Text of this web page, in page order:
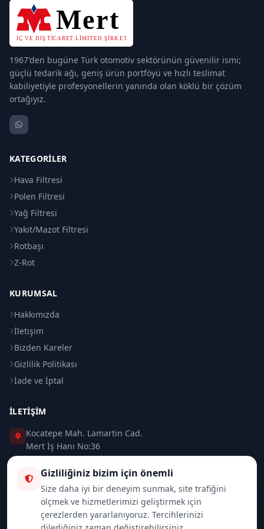
1967'den bugüne Türk otomotiv sektörünün güvenilir ismi;
güçlü tedarik ağı, geniş ürün portföyü ve hızlı teslimat
kabiliyetiyle profesyonellerin yanında olan köklü bir çözüm
ortağıyız.
KATEGORILER
Hava Filtresi
Polen Filtresi
Yağ Filtresi
Yakıt/Mazot Filtresi
Rotbaşı
Z-Rot
KURUMSAL
Hakkımızda
İletişim
Bizden Kareler
Gizlilik Politikası
İade ve İptal
İLETIŞIM
Kocatepe Mah. Lamartin Cad.
Mert İş Hanı No:36
Taksim / Beyoğlu / İSTANBUL
0 (212) 235 37 83
0 (532) 418 08 46
Gizliliğiniz bizim için önemli
Size daha iyi bir deneyim sunmak, site trafiğini
ölçmek ve hizmetlerimizi geliştirmek için
çerezlerden yararlanıyoruz. Tercihlerinizi